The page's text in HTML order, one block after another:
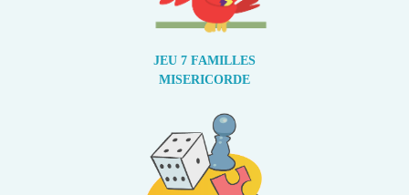
JEU 7 FAMILLES
MISERICORDE